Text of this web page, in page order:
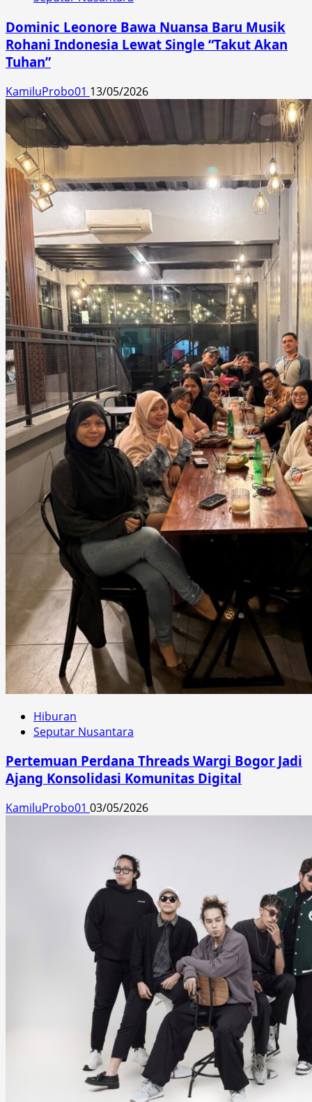
Dominic Leonore Bawa Nuansa Baru Musik
Rohani Indonesia Lewat Single “Takut Akan
Tuhan”
KamiluProbo01 13/05/2026
Hiburan
Seputar Nusantara
Pertemuan Perdana Threads Wargi Bogor Jadi
Ajang Konsolidasi Komunitas Digital
KamiluProbo01 03/05/2026